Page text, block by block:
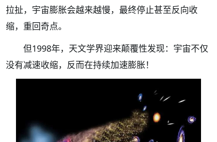
拉扯，宇宙膨胀会越来越慢，最终停止甚至反向收
缩，重回奇点。
但1998年，天文学界迎来颠覆性发现：宇宙不仅
没有减速收缩，反而在持续加速膨胀！